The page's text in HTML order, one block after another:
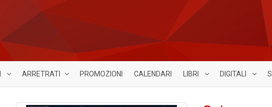
ARRETRATI PROMOZIONI CALENDARI LIBRI DIGITALI